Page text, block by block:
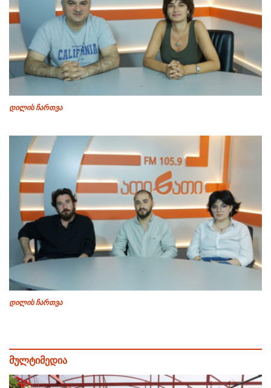
დილის ჩართვა
დილის ჩართვა
მულტიმედია